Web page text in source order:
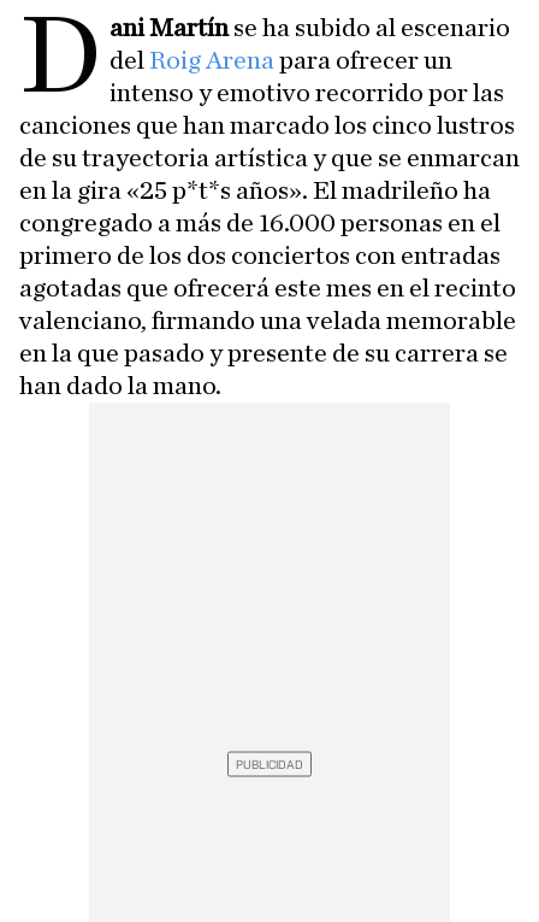
D ani Martínse ha subido al escenario
delRoig Arena para ofrecer un
intenso y emotivo recorrido por las
canciones que han marcado los cinco lustros
de su trayectoria artística y que se enmarcan
en la gira «25 p*t*s años». El madrileño ha
congregado a más de 16.000 personas en el
primero de los dos conciertos con entradas
agotadas que ofrecerá este mes en el recinto
valenciano, firmando una velada memorable
en la que pasado y presente de su carrera se
han dado la mano.